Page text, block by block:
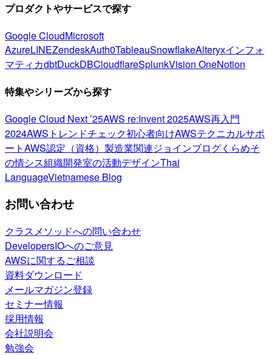
プロダクトやサービスで探す
Google CloudMicrosoft
AzureLINEZendeskAuth0TableauSnowflakeAlteryxインフォ
マティカdbtDuckDBCloudflareSplunkVision OneNotion
特集やシリーズから探す
Google Cloud Next ’25AWS re:Invent 2025AWS再入門
2024AWSトレンドチェック初心者向けAWSテクニカルサポ
ートAWS認定（資格） 製造業関連ジョインブログくらめそ
の情シス組織開発室の活動デザインThai
LanguageVietnamese Blog
お問い合わせ
クラスメソッドへの問い合わせ
DevelopersIOへのご意見
AWSに関するご相談
資料ダウンロード
メールマガジン登録
セミナー情報
採用情報
会社説明会
勉強会